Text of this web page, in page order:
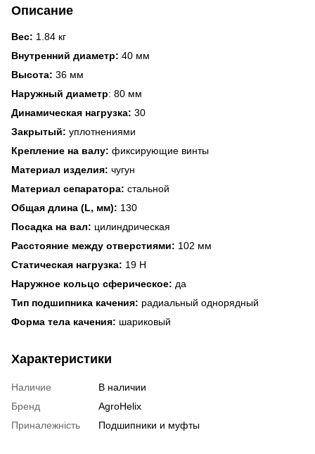
Описание
Вес: 1.84 кг
Внутренний диаметр: 40 мм
Высота: 36 мм
Наружный диаметр: 80 мм
Динамическая нагрузка: 30
Закрытый: уплотнениями
Крепление на валу: фиксирующие винты
Материал изделия: чугун
Материал сепаратора: стальной
Общая длина (L, мм): 130
Посадка на вал: цилиндрическая
Расстояние между отверстиями: 102 мм
Статическая нагрузка: 19 Н
Наружное кольцо сферическое: да
Тип подшипника качения: радиальный однорядный
Форма тела качения: шариковый
Характеристики
Наличие
В наличии
Бренд
AgroHelix
Приналежність
Подшипники и муфты